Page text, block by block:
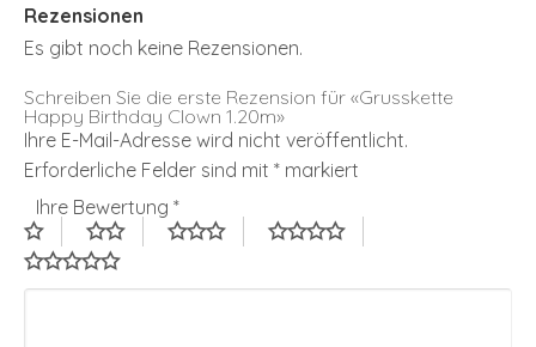
Rezensionen
Es gibt noch keine Rezensionen.
Schreiben Sie die erste Rezension für «Grusskette
Happy Birthday Clown 1.20m»
Ihre E-Mail-Adresse wird nicht veröffentlicht.
Erforderliche Felder sind mit * markiert
Ihre Bewertung *